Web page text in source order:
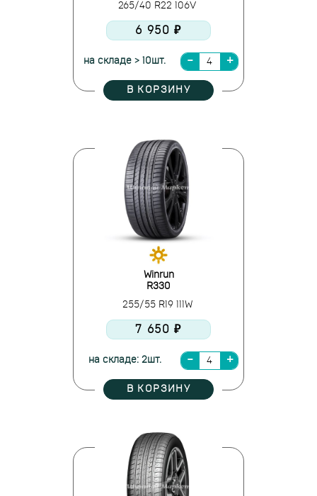
265/40 R22 106V
6 950 ₽
на складе > 10шт.
В КОРЗИНУ
Winrun
R330
255/55 R19 111W
7 650 ₽
на складе: 2шт.
В КОРЗИНУ